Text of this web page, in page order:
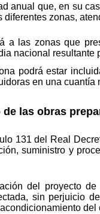
anual que, en su
diferentes zonas,
a las zonas que
nacional resultante
podrá estar
en una
las obras
131 del Real
suministro y
del proyecto
sin perjuicio